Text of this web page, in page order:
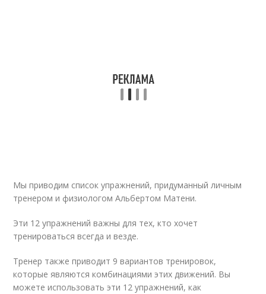
Мы приводим список упражнений, придуманный личным
тренером и физиологом Альбертом Матени.
Эти 12 упражнений важны для тех, кто хочет
тренироваться всегда и везде.
Тренер также приводит 9 вариантов тренировок,
которые являются комбинациями этих движений. Вы
можете использовать эти 12 упражнений, как